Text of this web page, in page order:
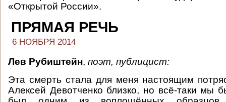
«Открытой России».
ПРЯМАЯ РЕЧЬ
6 НОЯБРЯ 2014
Лев Рубиштейн, поэт, публицист:
Эта смерть стала для меня настоящим
Алексей Девотченко близко, но всё-таки мы